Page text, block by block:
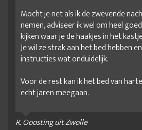
Mocht je net als ik de zwevende
nemen, adviseer ik wel om heel
kijken waar je de haakjes in het
Je wil ze strak aan het bed hebben
instructies wat onduidelijk.
Voor de rest kan ik het bed van
echt jaren meegaan.
R. Ooosting uit Zwolle